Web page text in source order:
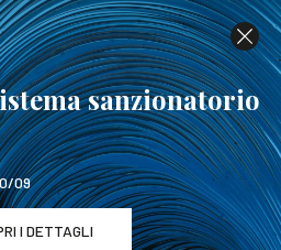
sanzionatorio
09
I DETTAGLI